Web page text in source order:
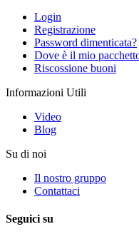
Login
Registrazione
Password dimenticata?
Dove è il mio
Riscossione buoni
Informazioni Utili
Video
Blog
Su di noi
Il nostro gruppo
Contattaci
Seguici su